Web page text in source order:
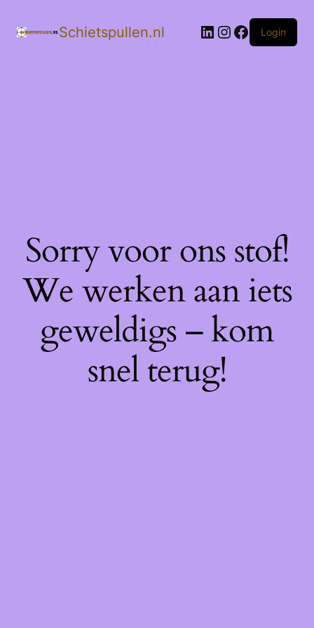
Schietspullen.nl LinkedIn
Instagram
Facebook
Login
Sorry voor ons stof!
We werken aan iets
geweldigs – kom
snel terug!